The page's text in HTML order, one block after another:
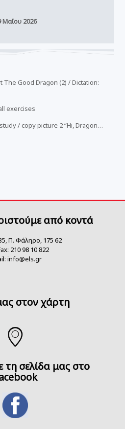
Μαΐου 2026
The Good Dragon (2) / Dictation:
exercises
/ copy picture 2 “Hi, Dragon…
από κοντά
Π. Φάληρο, 175 62
210 98 10 822
info@els.gr
στον χάρτη
τη σελίδα μας στο